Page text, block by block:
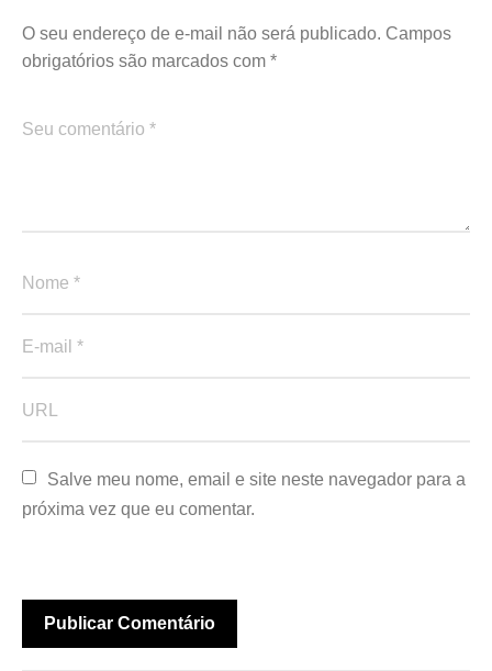
O seu endereço de e-mail não será publicado. Campos
obrigatórios são marcados com *
Salve meu nome, email e site neste navegador para a
próxima vez que eu comentar.